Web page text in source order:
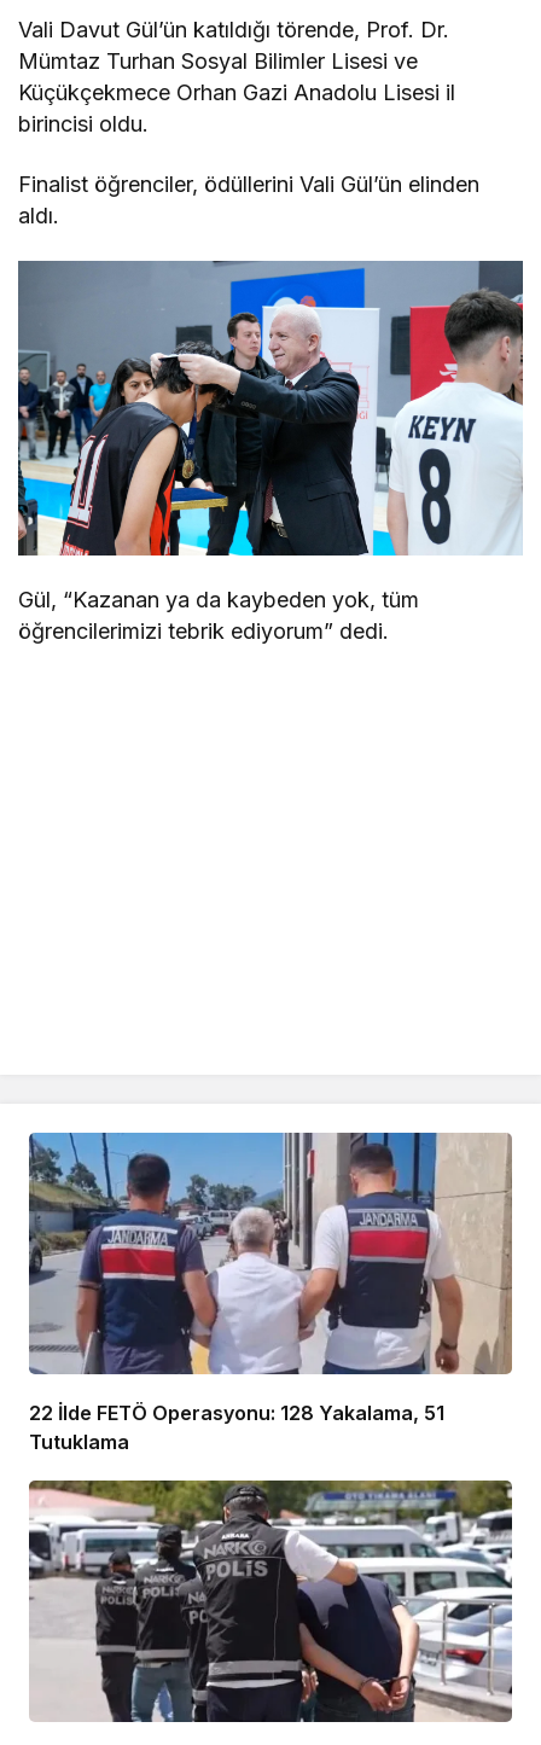
Vali Davut Gül’ün katıldığı törende, Prof. Dr.
Mümtaz Turhan Sosyal Bilimler Lisesi ve
Küçükçekmece Orhan Gazi Anadolu Lisesi il
birincisi oldu.
Finalist öğrenciler, ödüllerini Vali Gül’ün elinden
aldı.
Gül, “Kazanan ya da kaybeden yok, tüm
öğrencilerimizi tebrik ediyorum” dedi.
22 İlde FETÖ Operasyonu: 128 Yakalama, 51
Tutuklama